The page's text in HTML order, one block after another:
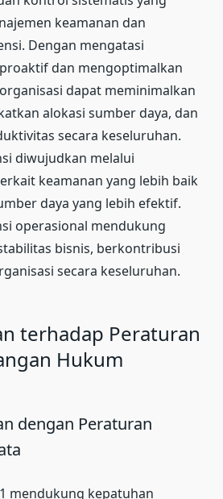
keamanan dan
Dengan mengatasi
dan mengoptimalkan
dapat meminimalkan
alokasi sumber daya, dan
secara keseluruhan.
diwujudkan melalui
keamanan yang lebih baik
daya yang lebih efektif.
operasional mendukung
bisnis, berkontribusi
secara keseluruhan.
terhadap Peraturan
Hukum
dengan Peraturan
mendukung kepatuhan